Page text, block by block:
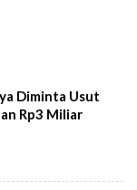
Diminta Usut
Rp3 Miliar